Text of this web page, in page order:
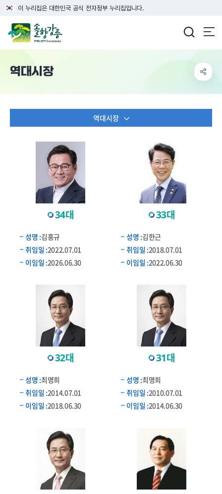
이 누리집은 대한민국 공식 전자정부 누리집입니다.
역대시장
역대시장
34대
성명 :김홍규
취임일 :2022.07.01
이임일 :2026.06.30
33대
성명 :김한근
취임일 :2018.07.01
이임일 :2022.06.30
32대
성명 :최명희
취임일 :2014.07.01
이임일 :2018.06.30
31대
성명 :최명희
취임일 :2010.07.01
이임일 :2014.06.30